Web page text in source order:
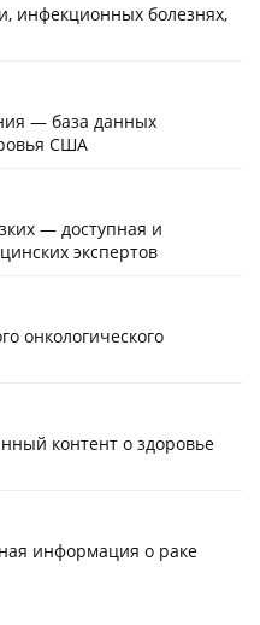
инфекционных болезнях,
— база данных
США
— доступная и
экспертов
онкологического
контент о здоровье
информация о раке